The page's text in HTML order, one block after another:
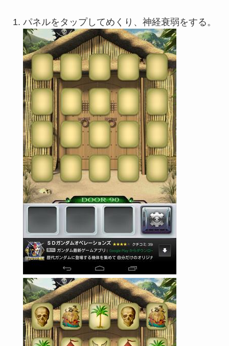
パネルをタップしてめくり、神経衰弱をする。